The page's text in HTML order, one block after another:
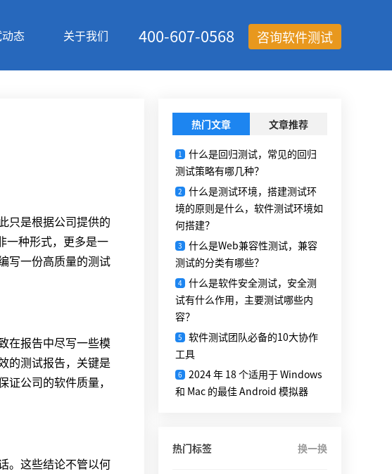
态 关于我们 咨询软件测试
400-607-0568
只是根据公司提供的
一种形式，更多是一
写一份高质量的测试
在报告中尽写一些模
的测试报告，关键是
公司的软件质量，
。这些结论不管以何
热门文章 文章推荐
1
什么是回归测试，常见的回归
测试策略有哪几种？
2
什么是测试环境，搭建测试环
境的原则是什么，软件测试环境如
何搭建？
3
什么是Web兼容性测试，兼容
测试的分类有哪些？
4 什么是软件安全测试，安全测
试有什么作用，主要测试哪些内
容？
5
软件测试团队必备的10大协作
工具
6
2024 年 18 个适用于 Windows
和 Mac 的最佳 Android 模拟器
热门标签 换一换